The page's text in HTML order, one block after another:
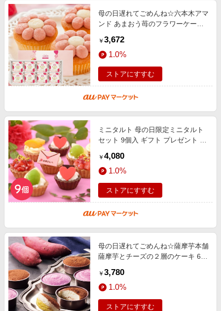
母の日遅れてごめんね☆六本木アマ
ンド あまおう苺のフラワーケーキ
定、季節もの、おかあさんありがと
う
￥ 3,672
1.0%
ストアにすすむ
ミニタルト 母の日限定ミニタルト
セット 9個入 ギフト プレゼント 冷
いい おしゃれ 産地直送 花 カーネ
￥ 4,080
1.0%
ストアにすすむ
母の日遅れてごめんね☆薩摩芋本舗
薩摩芋とチーズの２層のケーキ 6個
しい、しっとり、スイートポ
￥ 3,780
1.0%
ストアにすすむ